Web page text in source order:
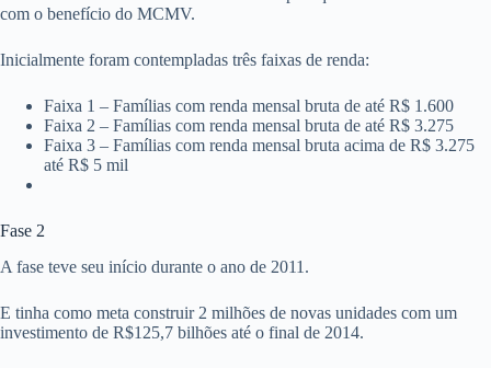
com o benefício do MCMV.
Inicialmente foram contempladas três faixas de renda:
Faixa 1 – Famílias com renda mensal bruta de até R$ 1.600
Faixa 2 – Famílias com renda mensal bruta de até R$ 3.275
Faixa 3 – Famílias com renda mensal bruta acima de R$ 3.275
até R$ 5 mil
Fase 2
A fase teve seu início durante o ano de 2011.
E tinha como meta construir 2 milhões de novas unidades com um
investimento de R$125,7 bilhões até o final de 2014.